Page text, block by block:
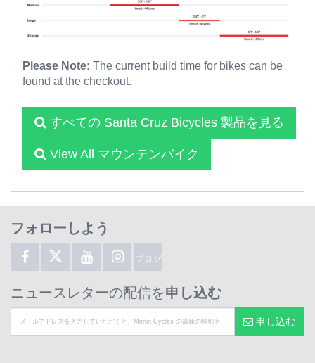
Please Note: The current build time for bikes can be
found at the checkout.
すべての Santa Cruz Bicycles 製品を見る
View All マウンテンバイク
フォローしよう
ブログ
ニュースレターの配信を申し込む
申し込む